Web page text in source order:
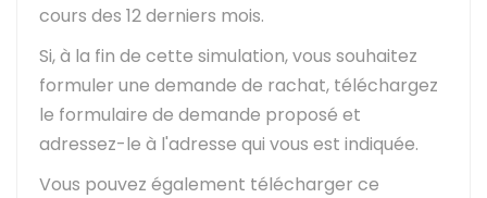
cours des 12 derniers mois.
Si, à la fin de cette simulation, vous souhaitez
formuler une demande de rachat, téléchargez
le formulaire de demande proposé et
adressez-le à l'adresse qui vous est indiquée.
Vous pouvez également télécharger ce